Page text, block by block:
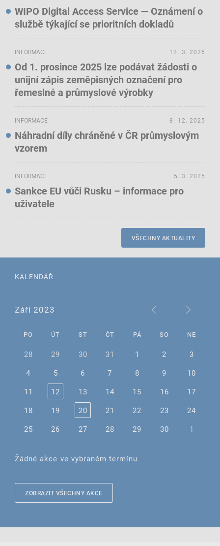
WIPO Digital Access Service — Oznámení o
službě týkající se prioritních dokladů
INFORMACE
Od 1. prosince 2025 lze podávat žádosti o
unijní zápis zeměpisných označení pro
řemeslné a průmyslové výrobky
12. 3. 2026
INFORMACE
Náhradní díly chráněné v ČR průmyslovým
vzorem
8. 12. 2025
INFORMACE
Sankce EU vůči Rusku – informace pro
uživatele
5. 3. 2025
VŠECHNY AKTUALITY
KALENDÁŘ
Září 2023
PO ÚT ST ČT PÁ SO NE
28 29 30 31 1 2
3
4
5 6 7 8 9
10
11
12 13 14 15 16
17
18
19 20 21 22 23
24
25
26 27 28 29 30 1
Žádné akce ve vybraném termínu
ZOBRAZIT VŠECHNY AKCE